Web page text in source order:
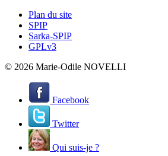
Plan du site
SPIP
Sarka-SPIP
GPLv3
© 2026 Marie-Odile NOVELLI
Facebook
Twitter
Qui suis-je ?